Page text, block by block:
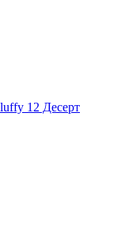
12 Десерт